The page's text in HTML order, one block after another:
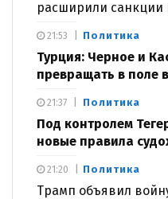
расширили санкции
Политика
Турция: Черное и
превращать в поле
21:53
Политика
Под контролем
новые правила
21:37
Политика
Трамп объявил
21:20